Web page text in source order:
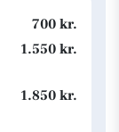
700 kr.
1.550 kr.
1.850 kr.